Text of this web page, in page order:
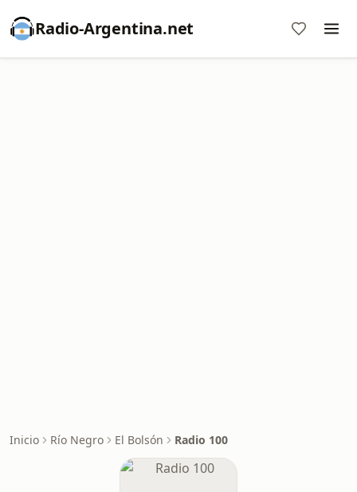
Radio-Argentina.net
Inicio Río Negro El Bolsón Radio 100